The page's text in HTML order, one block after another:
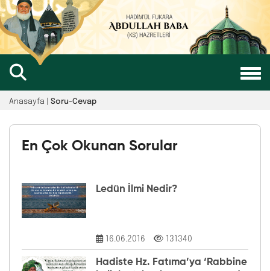
Anasayfa | Soru-Cevap
En Çok Okunan Sorular
Ledün İlmi Nedir?
16.06.2016 131340
Hadiste Hz. Fatıma’ya ‘Rabbine